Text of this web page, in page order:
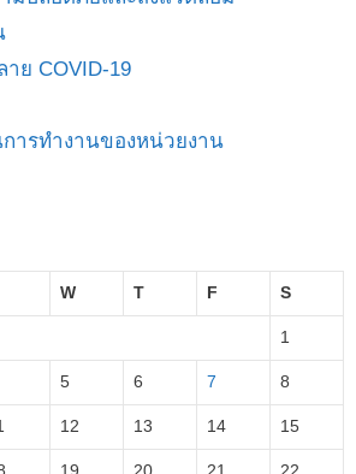
ย COVID-19
ารทำงานของหน่วยงาน
W T F S
1
5 6 7 8
12 13 14 15